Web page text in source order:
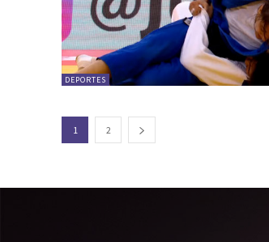
DEPORTES
1 2